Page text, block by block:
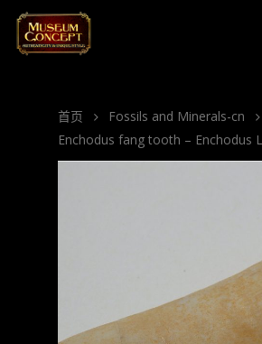
首页 Fossils and Minerals-cn
Enchodus fang tooth – Enchodus